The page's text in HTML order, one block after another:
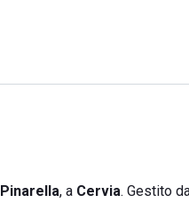
Pinarella, a Cervia. Gestito